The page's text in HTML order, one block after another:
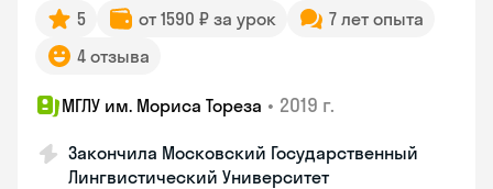
5 от 1590 ₽ за урок
7 лет опыта
4 отзыва
МГЛУ им. Мориса Тореза • 2019 г.
Закончила Московский Государственный
Лингвистический Университет